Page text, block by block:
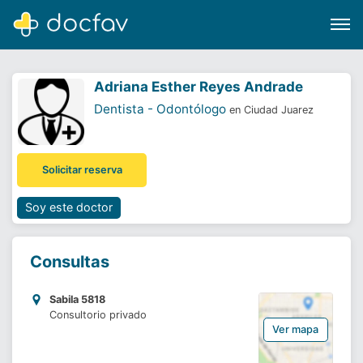
Software para clínicas
¿Eres un doctor?
Adriana Esther Reyes Andrade
Dentista - Odontólogo en Ciudad Juarez
Solicitar reserva
Soy este doctor
Consultas
Sabila 5818
Consultorio privado
Ver mapa